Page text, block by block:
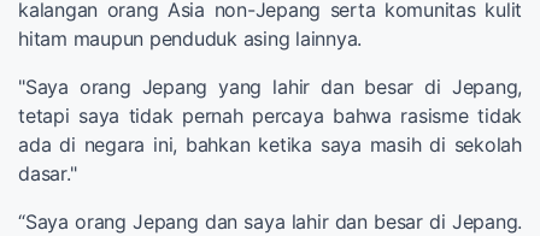
kalangan orang Asia non-Jepang serta komunitas kulit
hitam maupun penduduk asing lainnya.
"Saya orang Jepang yang lahir dan besar di Jepang,
tetapi saya tidak pernah percaya bahwa rasisme tidak
ada di negara ini, bahkan ketika saya masih di sekolah
dasar."
“Saya orang Jepang dan saya lahir dan besar di Jepang.